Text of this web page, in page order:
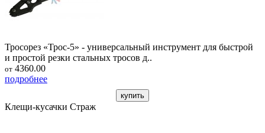
Тросорез «Трос-5» - универсальный инструмент для быстрой
и простой резки стальных тросов д..
от 4360.00
подробнее
купить
Клещи-кусачки Страж